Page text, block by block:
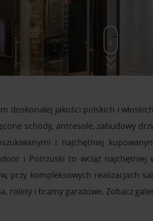
doskonałej jakości polskich i
schody, antresole, zabudowy
i najchętniej
i Potrzuski to wciąż najchętniej
przy kompleksowych realizacjach
rolety i bramy garażowe. Zobacz